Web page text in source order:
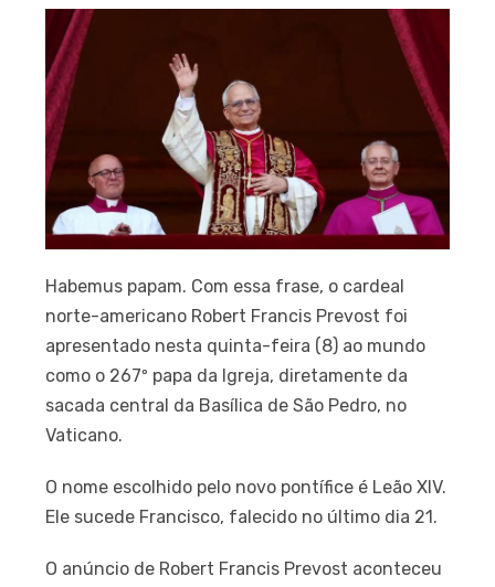
Habemus papam. Com essa frase, o cardeal
norte-americano Robert Francis Prevost foi
apresentado nesta quinta-feira (8) ao mundo
como o 267º papa da Igreja, diretamente da
sacada central da Basílica de São Pedro, no
Vaticano.
O nome escolhido pelo novo pontífice é Leão XIV.
Ele sucede Francisco, falecido no último dia 21.
O anúncio de Robert Francis Prevost aconteceu